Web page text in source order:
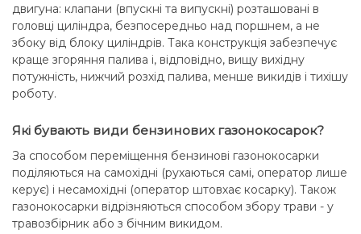
двигуна: клапани (впускні та випускні) розташовані в
головці циліндра, безпосередньо над поршнем, а не
збоку від блоку циліндрів. Така конструкція забезпечує
краще згоряння палива і, відповідно, вищу вихідну
потужність, нижчий розхід палива, менше викидів і тихішу
роботу.
Які бувають види бензинових газонокосарок?
За способом переміщення бензинові газонокосарки
поділяються на самохідні (рухаються самі, оператор лише
керує) і несамохідні (оператор штовхає косарку). Також
газонокосарки відрізняються способом збору трави - у
травозбірник або з бічним викидом.